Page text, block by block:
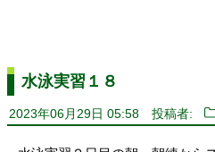
水泳実習１８
2023年06月29日 05:58 投稿者: